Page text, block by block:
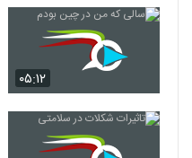
۰۵:۱۲